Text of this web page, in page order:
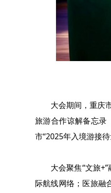
大会期间，重庆
旅游合作谅解备忘录
市“2025年入境游接
大会聚焦“文旅
际航线网络；医旅融